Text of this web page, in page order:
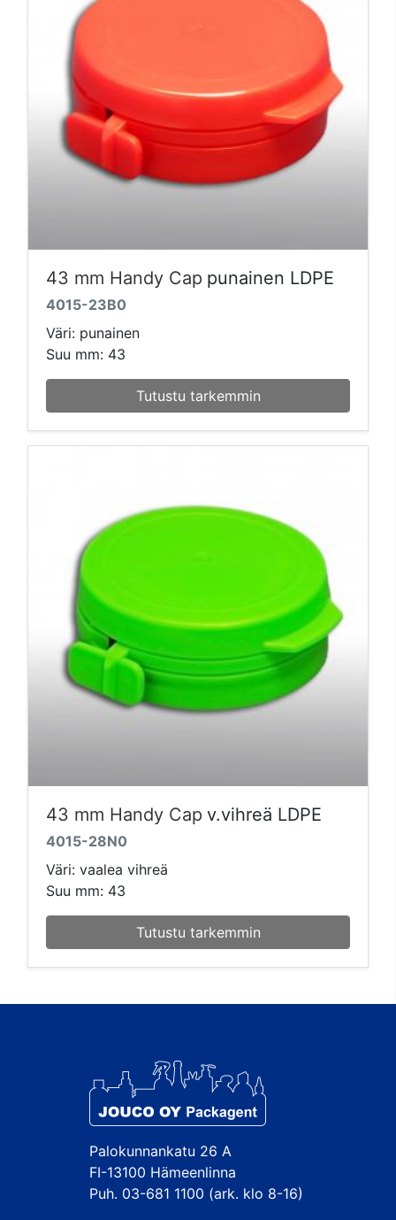
43 mm Handy Cap punainen LDPE
4015-23B0
Väri: punainen
Suu mm: 43
Tutustu tarkemmin
43 mm Handy Cap v.vihreä LDPE
4015-28N0
Väri: vaalea vihreä
Suu mm: 43
Tutustu tarkemmin
Palokunnankatu 26 A
FI-13100 Hämeenlinna
Puh. 03-681 1100 (ark. klo 8-16)